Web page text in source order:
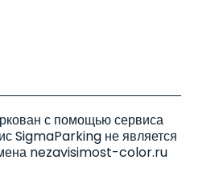
с помощью сервиса
SigmaParking не является
nezavisimost-color.ru